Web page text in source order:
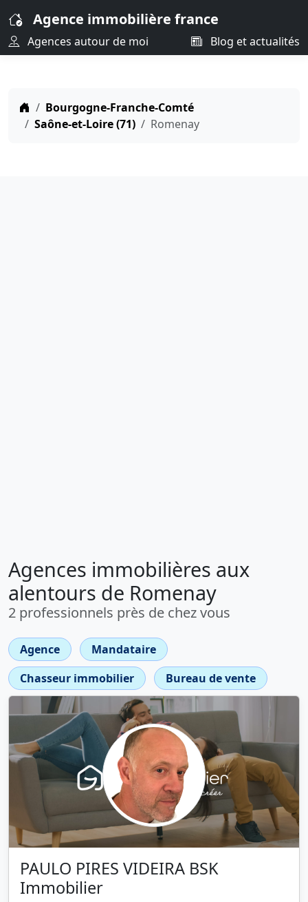
Agence immobilière france
Agences autour de moi Blog et actualités
Bourgogne-Franche-Comté
Saône-et-Loire (71)
Romenay
Agences immobilières aux
alentours de Romenay
2 professionnels près de chez vous
Agence
Mandataire
Chasseur immobilier
Bureau de vente
PAULO PIRES VIDEIRA BSK
Immobilier